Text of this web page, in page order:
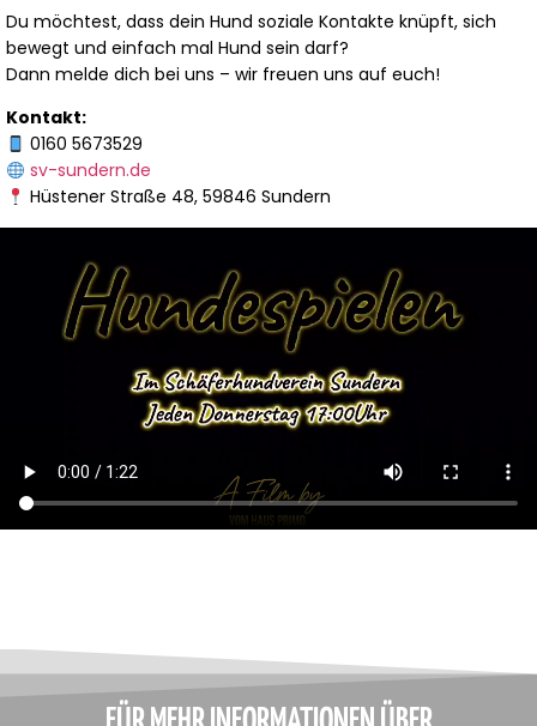
Du möchtest, dass dein Hund soziale Kontakte knüpft, sich
bewegt und einfach mal Hund sein darf?
Dann melde dich bei uns – wir freuen uns auf euch!
Kontakt:
0160 5673529
sv-sundern.de
Hüstener Straße 48, 59846 Sundern